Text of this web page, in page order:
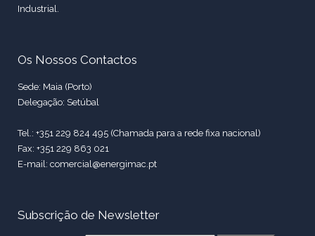
Industrial.
Os Nossos Contactos
Sede: Maia (Porto)
Delegação: Setúbal
Tel.: +351 229 824 495 (Chamada para a rede fixa nacional)
Fax: +351 229 863 021
E-mail: comercial@energimac.pt
Subscrição de Newsletter